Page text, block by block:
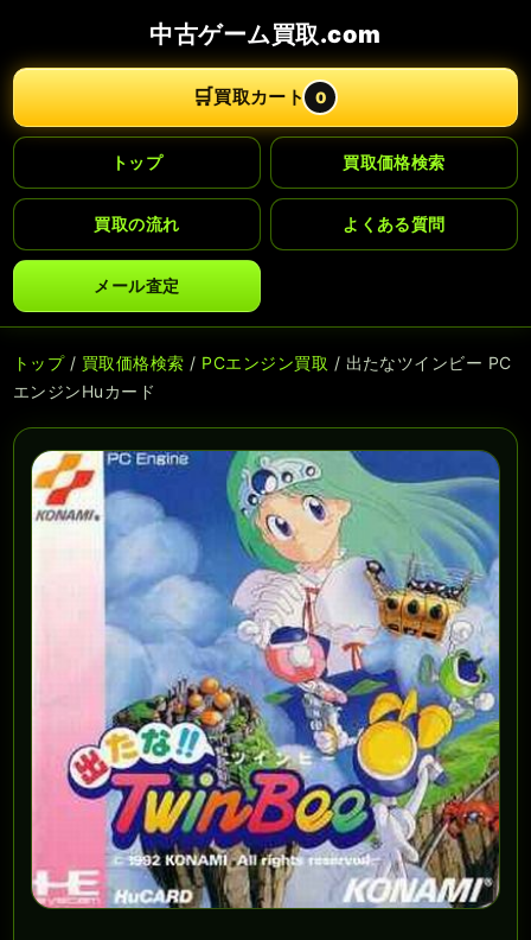
中古ゲーム買取.com
🛒買取カート 0
トップ 買取価格検索
買取の流れ よくある質問
メール査定
トップ/ 買取価格検索 / PCエンジン買取 / 出たなツインビー PC
エンジンHuカード